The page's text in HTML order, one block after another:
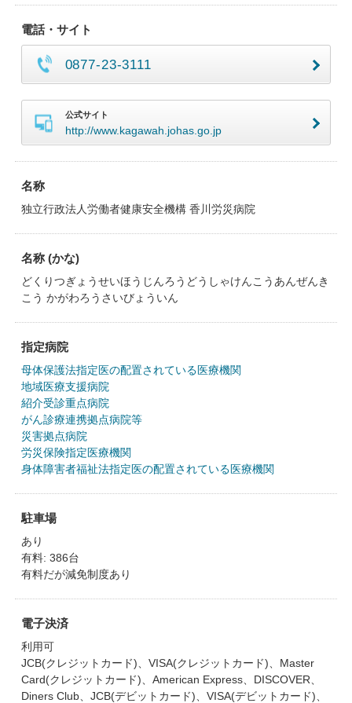
電話・サイト
0877-23-3111
公式サイト
http://www.kagawah.johas.go.jp
名称
独立行政法人労働者健康安全機構 香川労災病院
名称 (かな)
どくりつぎょうせいほうじんろうどうしゃけんこうあんぜんき
こう かがわろうさいびょういん
指定病院
母体保護法指定医の配置されている医療機関
地域医療支援病院
紹介受診重点病院
がん診療連携拠点病院等
災害拠点病院
労災保険指定医療機関
身体障害者福祉法指定医の配置されている医療機関
駐車場
あり
有料: 386台
有料だが減免制度あり
電子決済
利用可
JCB(クレジットカード)、VISA(クレジットカード)、Master
Card(クレジットカード)、American Express、DISCOVER、
Diners Club、JCB(デビットカード)、VISA(デビットカード)、